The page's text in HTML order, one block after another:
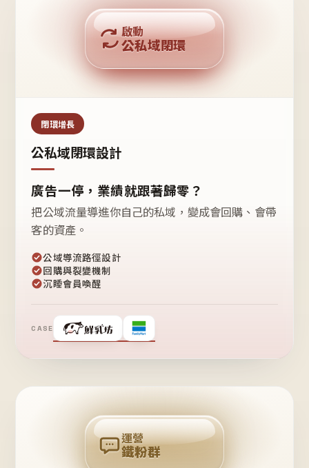
公域流量
私域鐵粉
回購複利
啟動
公私域閉環
閉環增長
公私域閉環設計
廣告一停，業績就跟著歸零？
把公域流量導進你自己的私域，變成會回購、會帶
客的資產。
公域導流路徑設計
回購與裂變機制
沉睡會員喚醒
CASE
❤
粉
回
購
運營
鐵粉群